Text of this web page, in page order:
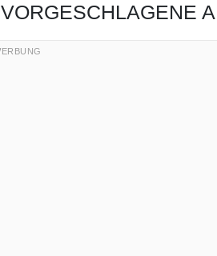
VORGESCHLAGENE